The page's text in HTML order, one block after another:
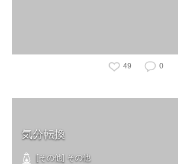
49 0
気分転換
[その他] その他